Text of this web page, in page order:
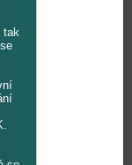
tak